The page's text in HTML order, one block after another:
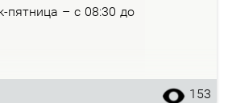
пят­ни­ца – с 08:30 до
153
Витебского облисполкома